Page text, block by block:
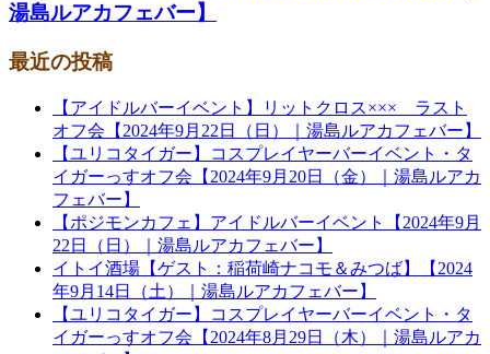
湯島ルアカフェバー】
最近の投稿
【アイドルバーイベント】リットクロス××× ラスト
オフ会【2024年9月22日（日）｜湯島ルアカフェバー】
【ユリコタイガー】コスプレイヤーバーイベント・タ
イガーっすオフ会【2024年9月20日（金）｜湯島ルアカ
フェバー】
【ポジモンカフェ】アイドルバーイベント【2024年9月
22日（日）｜湯島ルアカフェバー】
イトイ酒場【ゲスト：稲荷崎ナコモ＆みつば】【2024
年9月14日（土）｜湯島ルアカフェバー】
【ユリコタイガー】コスプレイヤーバーイベント・タ
イガーっすオフ会【2024年8月29日（木）｜湯島ルアカ